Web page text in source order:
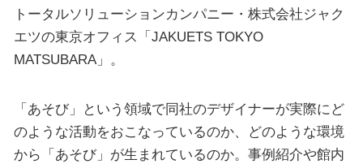
トータルソリューションカンパニー・株式会社ジャク
エツの東京オフィス「JAKUETS TOKYO
MATSUBARA」。
「あそび」という領域で同社のデザイナーが実際にど
のような活動をおこなっているのか、どのような環境
から「あそび」が生まれているのか。事例紹介や館内